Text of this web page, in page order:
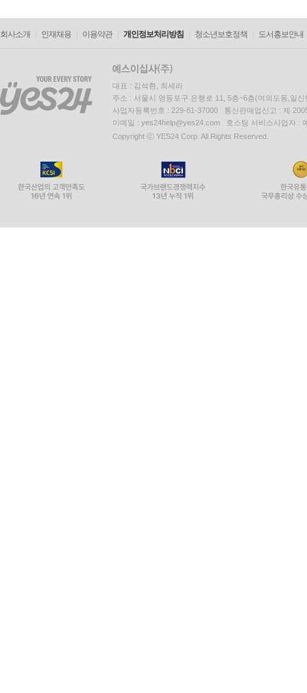
회사소개 인재채용 이용약관 개인정보처리방침 청소년보호정책 도서홍보안내
대표 : 김석환, 최세라
주소 : 서울시 영등포구 은행로 11, 5층~6층(여의도동,일신
사업자등록번호 : 229-81-37000 통신판매업신고 : 제
이메일 : yes24help@yes24.com 호스팅 서비스사업자 :
Copyright ⓒ YES24 Corp. All Rights Reserved.